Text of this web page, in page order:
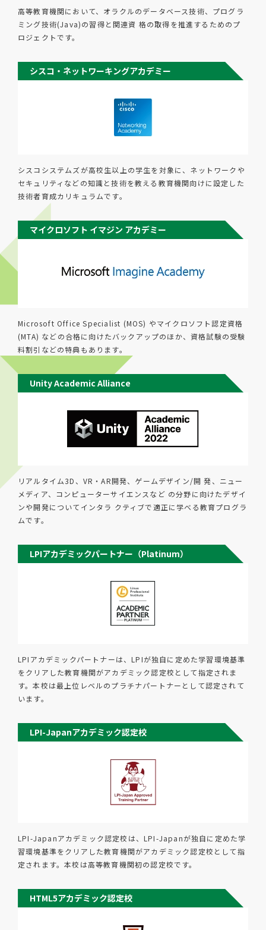
高等教育機関において、オラクルのデータベース技術、プログラ
ミング技術(Java)の習得と関連資 格の取得を推進するためのプ
ロジェクトです。
シスコ・ネットワーキングアカデミー
シスコシステムズが高校生以上の学生を対象に、ネットワークや
セキュリティなどの知識と技術を教える教育機関向けに設定した
技術者育成カリキュラムです。
マイクロソフト イマジン アカデミー
Microsoft Office Specialist (MOS) やマイクロソフト認定資格
(MTA) などの合格に向けたバックアップのほか、資格試験の受験
料割引などの特典もあります。
Unity Academic Alliance
リアルタイム3D、VR・AR開発、ゲームデザイン/開 発、ニュー
メディア、コンピューターサイエンスなど の分野に向けたデザイ
ンや開発についてインタラ クティブで適正に学べる教育プログラ
ムです。
LPIアカデミックパートナー（Platinum）
LPIアカデミックパートナーは、LPIが独自に定めた学習環境基準
をクリアした教育機関がアカデミック認定校として指定されま
す。本校は最上位レベルのプラチナパートナーとして認定されて
います。
LPI-Japanアカデミック認定校
LPI-Japanアカデミック認定校は、LPI-Japanが独自に定めた学
習環境基準をクリアした教育機関がアカデミック認定校として指
定されます。本校は高等教育機関初の認定校です。
HTML5アカデミック認定校